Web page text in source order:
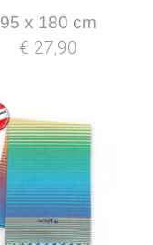
95 x 180 cm
€ 27,90